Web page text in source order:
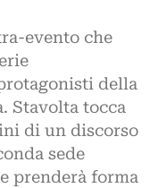
evento che
della
Stavolta tocca
di un discorso
sede
prenderà forma